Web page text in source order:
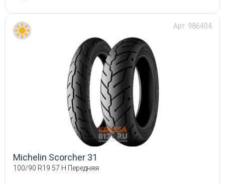
Арт: 986404
Michelin Scorcher 31
100/90 R19 57 H Передняя